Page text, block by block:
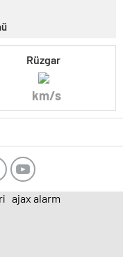
Rüzgar
km/s
ajax alarm